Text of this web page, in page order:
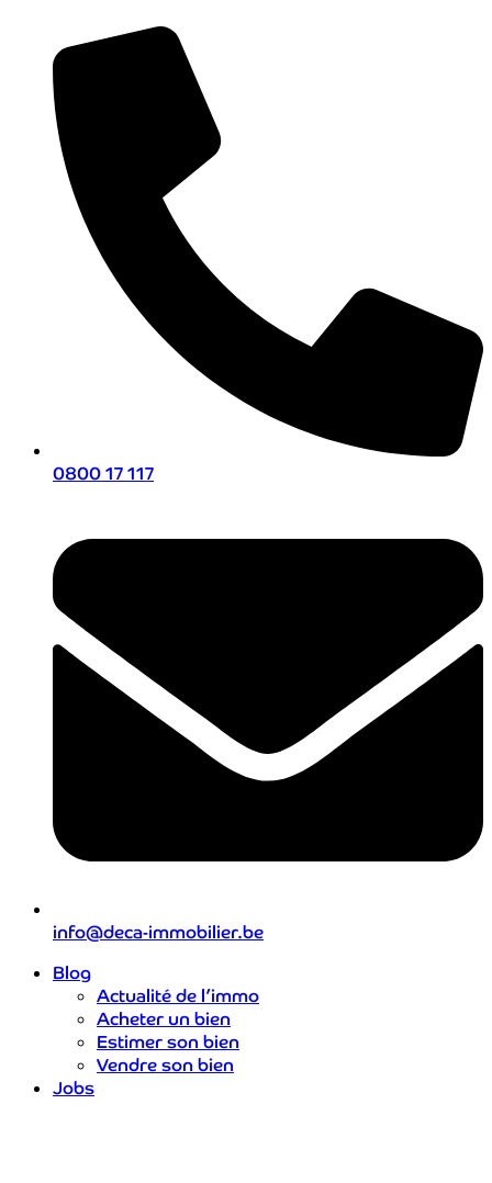
0800 17 117
info@deca-immobilier.be
Blog
Actualité de l’immo
Acheter un bien
Estimer son bien
Vendre son bien
Jobs